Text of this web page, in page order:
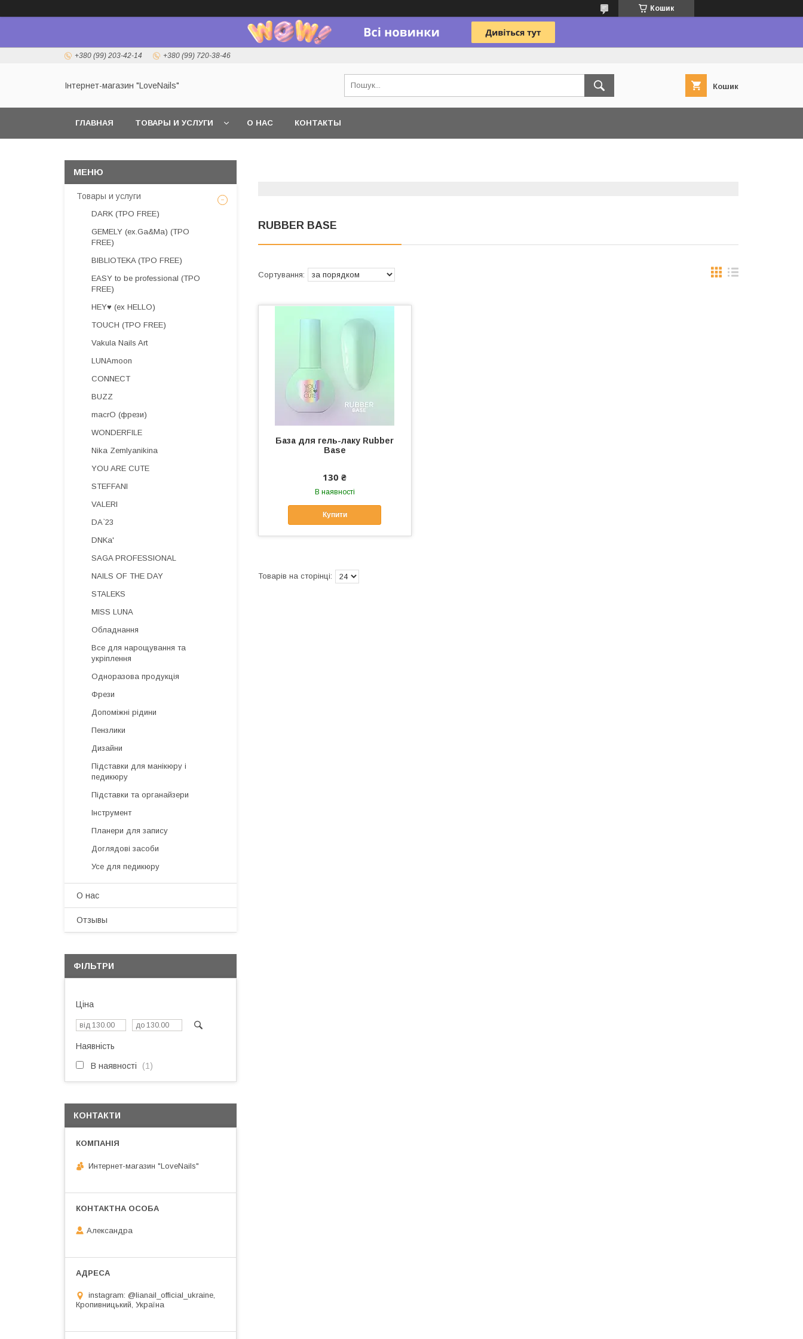
Кошик
+380 (99) 203-42-14 +380 (99) 720-38-46
Інтернет-магазин "LoveNails" Кошик
ГЛАВНАЯ ТОВАРЫ И УСЛУГИ О НАС КОНТАКТЫ
RUBBER BASE
База для гель-лаку Rubber
Base
130 ₴
В наявності
Купити
Товары и услуги
DARK (TPO FREE)
GEMELY (ex.Ga&Ma) (TPO
FREE)
BIBLIOTEKA (TPO FREE)
EASY to be professional (TPO
FREE)
HEY♥ (ex HELLO)
TOUCH (TPO FREE)
Vakula Nails Art
LUNAmoon
CONNECT
BUZZ
macrO (фрези)
WONDERFILE
Nika Zemlyanikina
YOU ARE CUTE
STEFFANI
VALERI
DA`23
DNKa'
SAGA PROFESSIONAL
NAILS OF THE DAY
STALEKS
MISS LUNA
Обладнання
Все для нарощування та
укріплення
Одноразова продукція
Фрези
Допоміжні рідини
Пензлики
Дизайни
Підставки для манікюру і
педикюру
Підставки та органайзери
Інструмент
Планери для запису
Доглядові засоби
Усе для педикюру
О нас
Отзывы
ФІЛЬТРИ
Ціна
Наявність
В наявності 1
КОНТАКТИ
Интернет-магазин "LoveNails"
Александра
instagram: @lianail_official_ukraine,
Кропивницький, Україна